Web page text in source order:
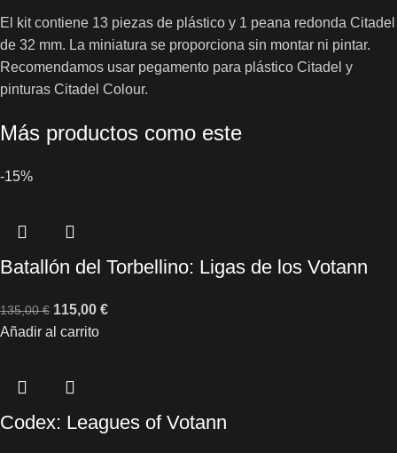
El kit contiene 13 piezas de plástico y 1 peana redonda Citadel
de 32 mm. La miniatura se proporciona sin montar ni pintar.
Recomendamos usar pegamento para plástico Citadel y
pinturas Citadel Colour.
Más productos como este
-15%
Batallón del Torbellino: Ligas de los Votann
135,00€ 115,00 €
Añadir al carrito
Codex: Leagues of Votann